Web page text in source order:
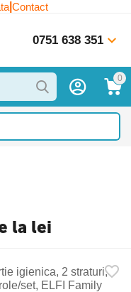
Contact
0751 638 351
0
la lei
igienica, 2 straturi,
set, ELFI Family